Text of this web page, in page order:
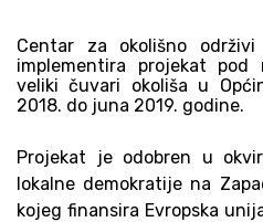
Centar za okolišno održivi
implementira projekat pod
veliki čuvari okoliša u
2018. do juna 2019. godine.
Projekat je odobren u
lokalne demokratije na
kojeg finansira Evropska